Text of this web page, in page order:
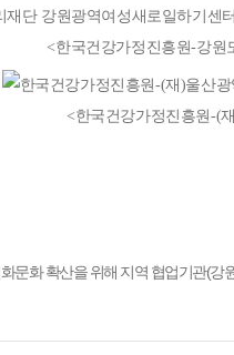
<한국건강가정진흥원-강원
<한국건강가정진흥원-(
문화 확산을 위해 지역 협업기관(강